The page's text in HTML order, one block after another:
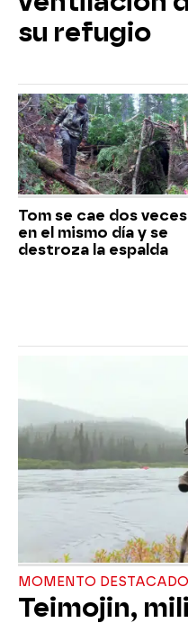
su refugio
Tom se cae dos veces
en el mismo día y se
destroza la espalda
MOMENTO DESTACADO
Teimojin,